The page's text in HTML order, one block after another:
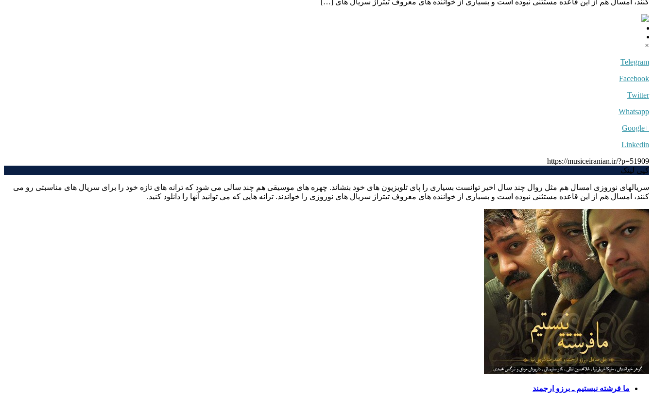
×
Telegram
Facebook
Twitter
Whatsapp
+Google
Linkedin
https://musiceiranian.ir/?p=51909
کپی لینک
سریالهای نوروزی امسال هم مثل روال چند سال اخیر توانست بسیاری را پای تلویزیون های خود بنشاند. چهره های موسیقی هم چند سالی می شود که ترانه های تازه خود را برای سریال های مناسبتی رو می
کنند، امسال هم از این قاعده مستثنی نبوده است و بسیاری از خواننده های معروف تیتراژ سریال های نوروزی را خواندند. ترانه هایی که می توانید آنها را دانلود کنید.
ما فرشته نیستیم ـ برزو ارجمند